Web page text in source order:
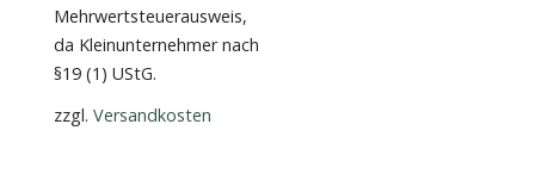
Mehrwertsteuerausweis,
da Kleinunternehmer nach
§19 (1) UStG.
zzgl. Versandkosten